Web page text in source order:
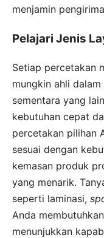
menjamin
Pelajari Jenis
Setiap percetakan
mungkin ahli dalam
sementara yang
kebutuhan cepat
percetakan pilihan
sesuai dengan
kemasan produk
yang menarik.
seperti laminasi,
Anda
menunjukkan